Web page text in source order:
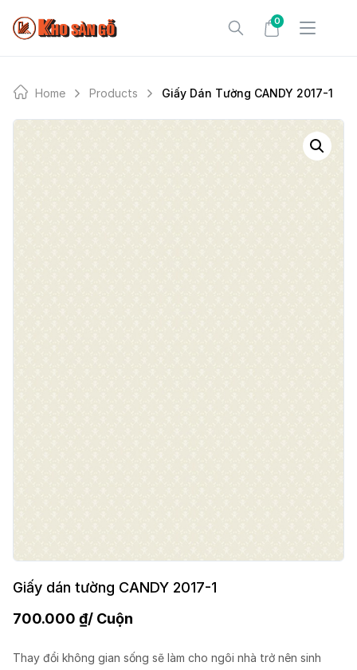
0
Home Products Giấy Dán Tường CANDY 2017-1
Giấy dán tường CANDY 2017-1
700.000 ₫/ Cuộn
Thay đổi không gian sống sẽ làm cho ngôi nhà trở nên sinh